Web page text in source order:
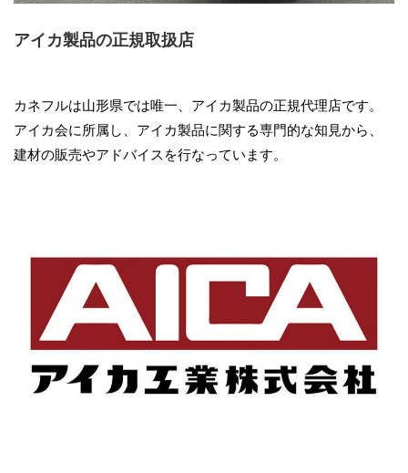
アイカ製品の正規取扱店
カネフルは山形県では唯一、アイカ製品の正規代理店です。
アイカ会に所属し、アイカ製品に関する専門的な知見から、
建材の販売やアドバイスを行なっています。